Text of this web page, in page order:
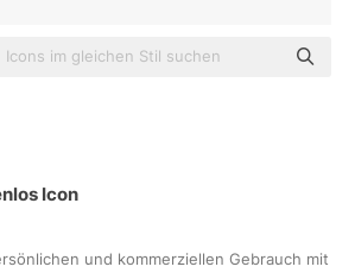
Icon
und kommerziellen Gebrauch mit